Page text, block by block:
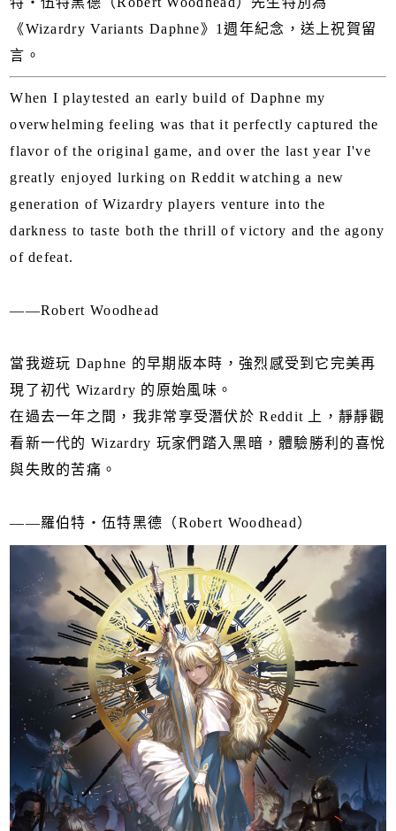
《Wizardry Variants Daphne》1週年紀念，送上祝賀留
言。
When I playtested an early build of Daphne my
overwhelming feeling was that it perfectly captured the
flavor of the original game, and over the last year I've
greatly enjoyed lurking on Reddit watching a new
generation of Wizardry players venture into the
darkness to taste both the thrill of victory and the agony
of defeat.
——Robert Woodhead
當我遊玩 Daphne 的早期版本時，強烈感受到它完美再
現了初代 Wizardry 的原始風味。
在過去一年之間，我非常享受潛伏於 Reddit 上，靜靜觀
看新一代的 Wizardry 玩家們踏入黑暗，體驗勝利的喜悅
與失敗的苦痛。
——羅伯特・伍特黑德（Robert Woodhead）